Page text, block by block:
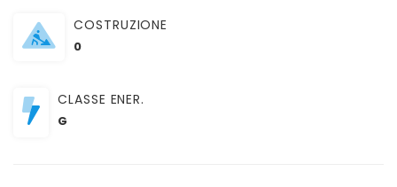
COSTRUZIONE
0
CLASSE ENER.
G